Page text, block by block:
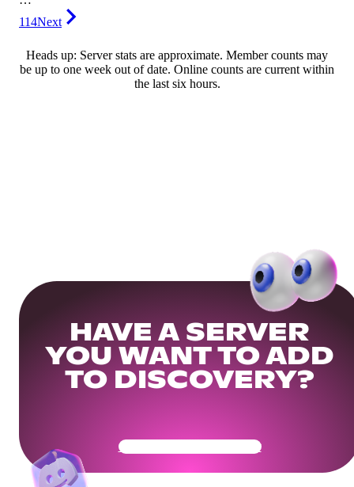
114Next
Heads up: Server stats are approximate. Member counts may
be up to one week out of date. Online counts are current within
the last six hours.
HAVE A SERVER
YOU WANT TO ADD
TO DISCOVERY?
Get Your Community Ready